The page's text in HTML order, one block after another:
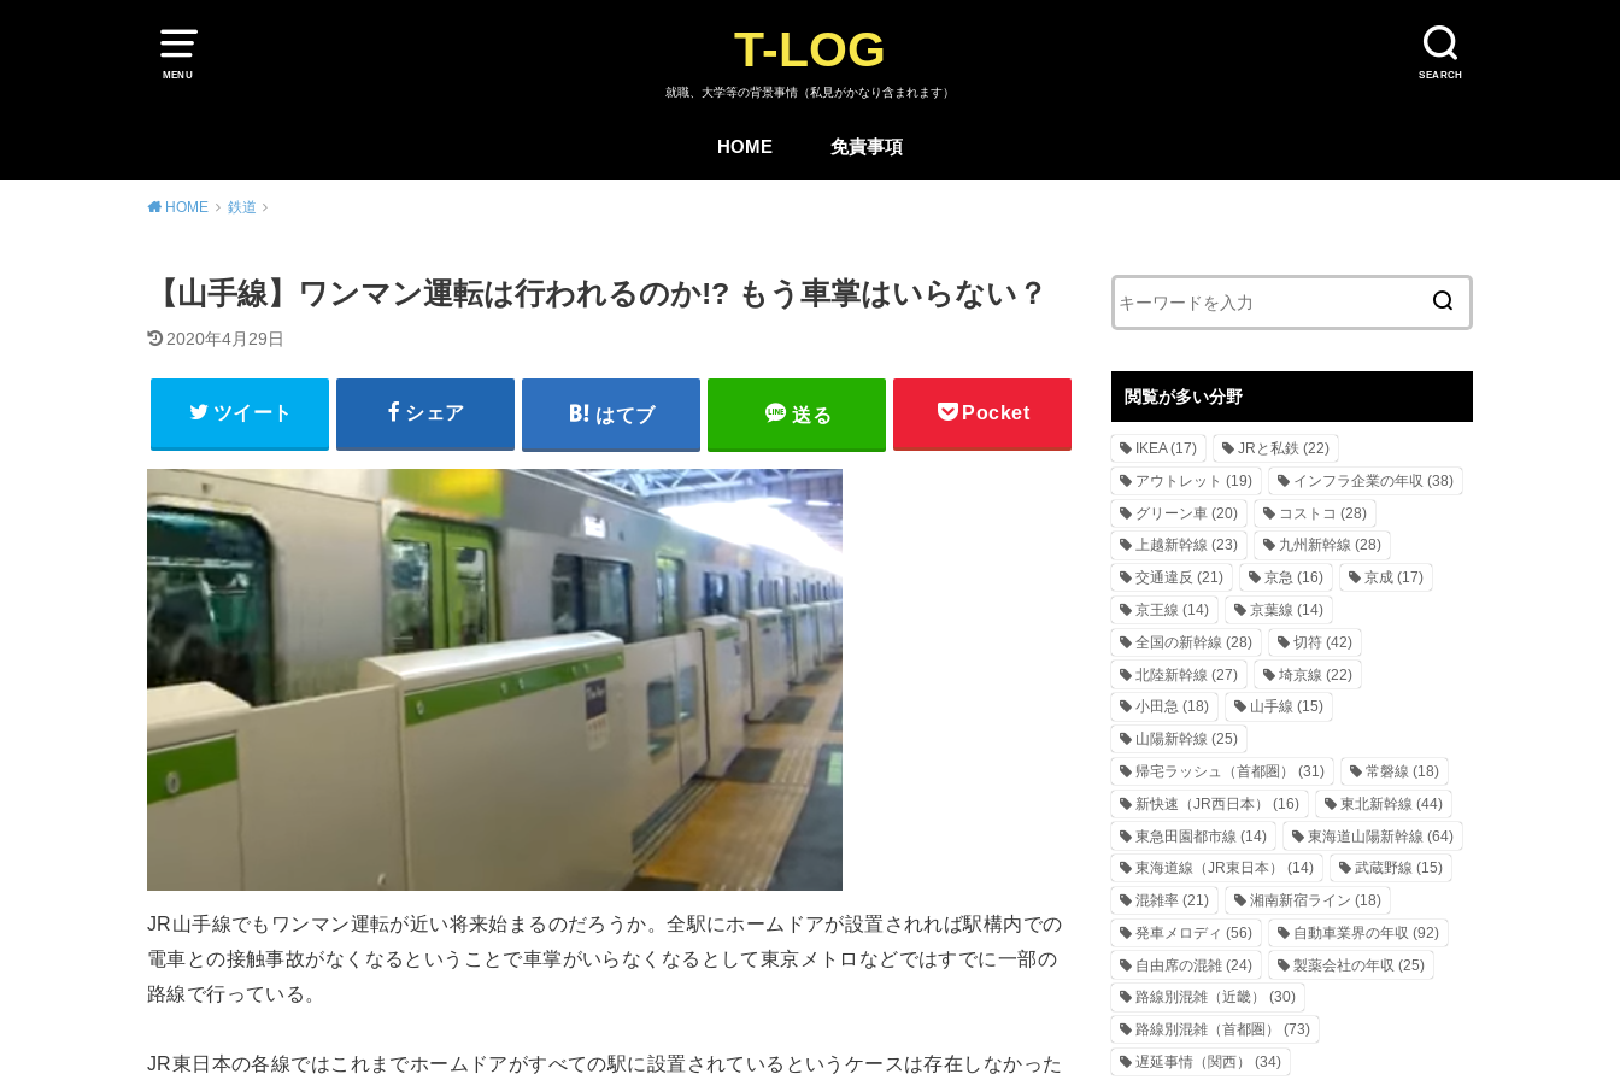
MENU SEARCH
T-LOG
就職、大学等の背景事情（私見がかなり含まれます）
HOME 免責事項
HOME 鉄道
【山手線】ワンマン運転は行われるのか!? もう車掌はいらない？
2020年4月29日
ツイート シェア はてブ 送る Pocket
JR山手線でもワンマン運転が近い将来始まるのだろうか。全駅にホームドアが設置されれば駅構内での
電車との接触事故がなくなるということで車掌がいらなくなるとして東京メトロなどではすでに一部の
路線で行っている。
JR東日本の各線ではこれまでホームドアがすべての駅に設置されているというケースは存在しなかった
閲覧が多い分野
IKEA(17) JRと私鉄 (22)
アウトレット (19) インフラ企業の年収 (38)
グリーン車 (20) コストコ (28)
上越新幹線 (23) 九州新幹線 (28)
交通違反 (21) 京急 (16) 京成(17)
京王線 (14) 京葉線 (14)
全国の新幹線 (28) 切符(42)
北陸新幹線 (27) 埼京線 (22)
小田急 (18) 山手線 (15)
山陽新幹線 (25)
帰宅ラッシュ（首都圏）
(31) 常磐線 (18)
新快速（JR西日本）
(16) 東北新幹線 (44)
東急田園都市線 (14) 東海道山陽新幹線 (64)
東海道線（JR東日本）
(14) 武蔵野線 (15)
混雑率 (21) 湘南新宿ライン (18)
発車メロディ (56) 自動車業界の年収 (92)
自由席の混雑 (24) 製薬会社の年収 (25)
路線別混雑（近畿）
(30)
路線別混雑（首都圏）
(73)
遅延事情（関西）
(34)